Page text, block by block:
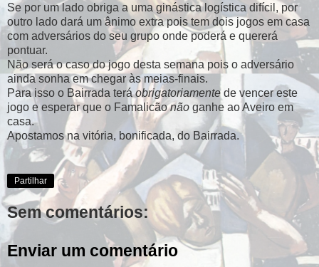
Se por um lado obriga a uma ginástica logística difícil, por
outro lado dará um ânimo extra pois tem dois jogos em casa
com adversários do seu grupo onde poderá e quererá
pontuar.
Não será o caso do jogo desta semana pois o adversário
ainda sonha em chegar às meias-finais.
Para isso o Bairrada teráobrigatoriamente de vencer este
jogo e esperar que o Famalicãonão ganhe ao Aveiro em
casa.
Apostamos na vitória, bonificada, do Bairrada.
Partilhar
Sem comentários:
Enviar um comentário